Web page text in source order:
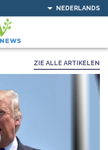
NEDERLANDS
ZIE ALLE ARTIKELEN